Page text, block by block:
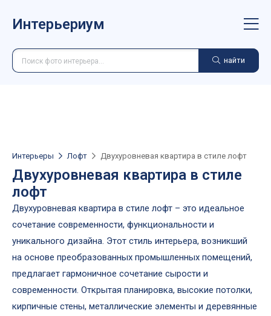
Интерьериум
найти
Интерьеры Лофт Двухуровневая квартира в стиле лофт
Двухуровневая квартира в стиле
лофт
Двухуровневая квартира в стиле лофт – это идеальное
сочетание современности, функциональности и
уникального дизайна. Этот стиль интерьера, возникший
на основе преобразованных промышленных помещений,
предлагает гармоничное сочетание сырости и
современности. Открытая планировка, высокие потолки,
кирпичные стены, металлические элементы и деревянные